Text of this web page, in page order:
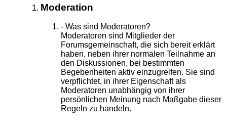
Moderation
- Was sind Moderatoren?
Moderatoren sind Mitglieder der
Forumsgemeinschaft, die sich bereit erklärt
haben, neben ihrer normalen Teilnahme an
den Diskussionen, bei bestimmten
Begebenheiten aktiv einzugreifen. Sie sind
verpflichtet, in ihrer Eigenschaft als
Moderatoren unabhängig von ihrer
persönlichen Meinung nach Maßgabe dieser
Regeln zu handeln.